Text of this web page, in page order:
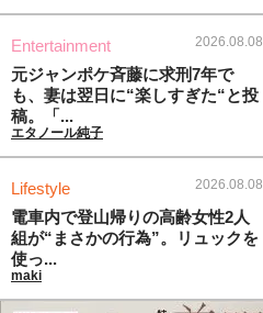
Entertainment 2026.08.08
元ジャンポケ斉藤に求刑7年で
も、妻は翌日に“楽しすぎた“と投
稿。「...
エタノール純子
Lifestyle 2026.08.08
電車内で登山帰りの高齢女性2人
組が“まさかの行為”。リュックを
使っ...
maki